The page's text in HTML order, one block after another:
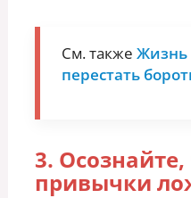
См. также Жизнь
перестать
3.
привычки